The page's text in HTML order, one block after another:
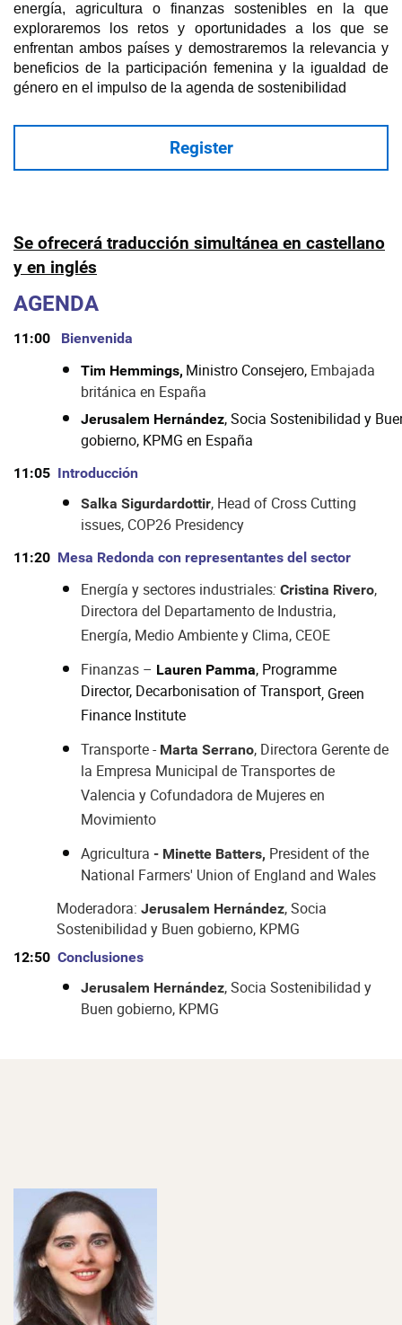
energía, agricultura o finanzas sostenibles en la que
exploraremos los retos y oportunidades a los que se
enfrentan ambos países y demostraremos la relevancia y
beneficios de la participación femenina y la igualdad de
género en el impulso de la agenda de sostenibilidad
Register
Se ofrecerá traducción simultánea en castellano
y en inglés
AGENDA
11:00
Bienvenida
Tim Hemmings, Ministro Consejero, Embajada
británica en España
Jerusalem Hernández, Socia Sostenibilidad y
gobierno, KPMG en España
11:05 Introducción
Salka Sigurdardottir, Head of Cross Cutting
issues, COP26 Presidency
11:20 Mesa Redonda con representantes del sector
Energía y sectores industriales: Cristina Rivero,
Directora del Departamento de Industria,
Energía, Medio Ambiente y Clima, CEOE
Finanzas – Lauren Pamma, Programme
Director, Decarbonisation of Transport, Green
Finance Institute
Transporte - Marta Serrano, Directora Gerente de
la Empresa Municipal de Transportes de
Valencia y Cofundadora de Mujeres en
Movimiento
Agricultura - Minette Batters, President of the
National Farmers' Union of England and Wales
Moderadora: Jerusalem Hernández, Socia
Sostenibilidad y Buen gobierno, KPMG
12:50 Conclusiones
Jerusalem Hernández, Socia Sostenibilidad y
Buen gobierno, KPMG